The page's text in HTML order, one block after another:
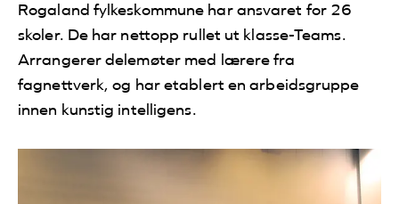
Rogaland fylkeskommune har ansvaret for 26
skoler. De har nettopp rullet ut klasse-Teams.
Arrangerer delemøter med lærere fra
fagnettverk, og har etablert en arbeidsgruppe
innen kunstig intelligens.